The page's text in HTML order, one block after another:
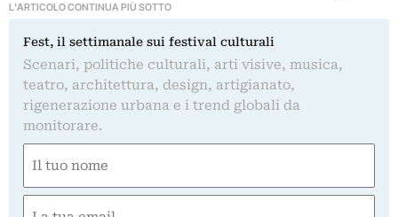
L'ARTICOLO CONTINUA PIÙ SOTTO
Fest, il settimanale sui festival culturali
Scenari, politiche culturali, arti visive, musica,
teatro, architettura, design, artigianato,
rigenerazione urbana e i trend globali da
monitorare.
(Required)